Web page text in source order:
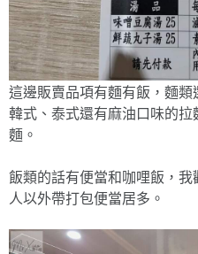
這邊販賣品項有麵有飯，麵類
韓式、泰式還有麻油口味的
麵。
飯類的話有便當和咖哩飯，
人以外帶打包便當居多。